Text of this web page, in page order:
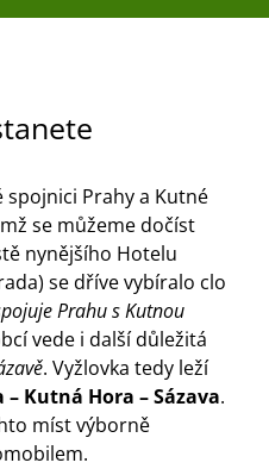
závad
spojnici Prahy a Kutné
se můžeme dočíst
nynějšího Hotelu
se dříve vybíralo clo
Prahu s Kutnou
vede i další důležitá
. Vyžlovka tedy leží
Kutná Hora – Sázava.
míst výborně